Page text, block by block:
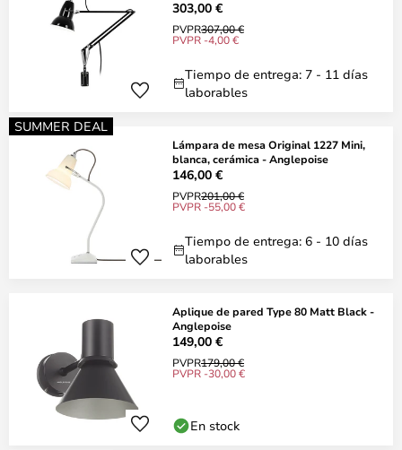
303,00 €
PVPR307,00 €
PVPR -4,00 €
Tiempo de entrega: 7 - 11 días
laborables
SUMMER DEAL
Lámpara de mesa Original 1227 Mini,
blanca, cerámica - Anglepoise
146,00 €
PVPR201,00 €
PVPR -55,00 €
Tiempo de entrega: 6 - 10 días
laborables
Aplique de pared Type 80 Matt Black -
Anglepoise
149,00 €
PVPR179,00 €
PVPR -30,00 €
En stock